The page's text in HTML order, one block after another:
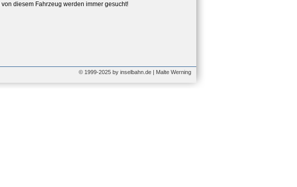
von diesem Fahrzeug werden immer gesucht!
© 1999-2025 by inselbahn.de | Malte Werning